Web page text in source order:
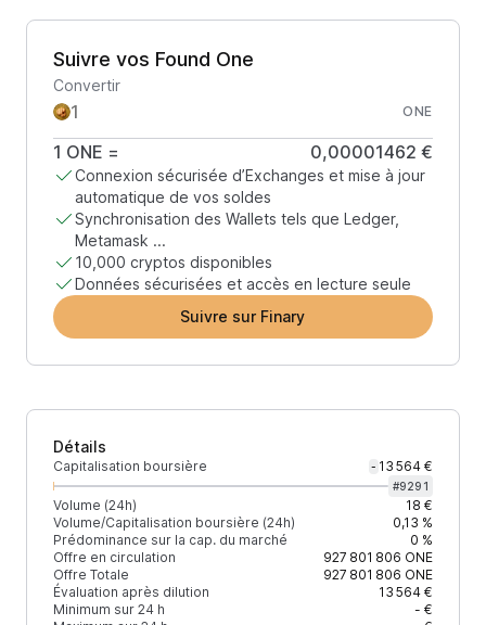
Suivre vos Found One
Convertir
ONE
1 ONE = 0,00001462 €
Connexion sécurisée d’Exchanges et mise à jour
automatique de vos soldes
Synchronisation des Wallets tels que Ledger,
Metamask ...
10,000 cryptos disponibles
Données sécurisées et accès en lecture seule
Suivre sur Finary
Détails
Capitalisation boursière - 13 564 €
#9291
Volume (24h)
18 €
Volume/Capitalisation boursière (24h)
0,13 %
Prédominance sur la cap. du marché
0 %
Offre en circulation
927 801 806 ONE
Offre Totale
927 801 806 ONE
Évaluation après dilution
13 564 €
Minimum sur 24 h
- €